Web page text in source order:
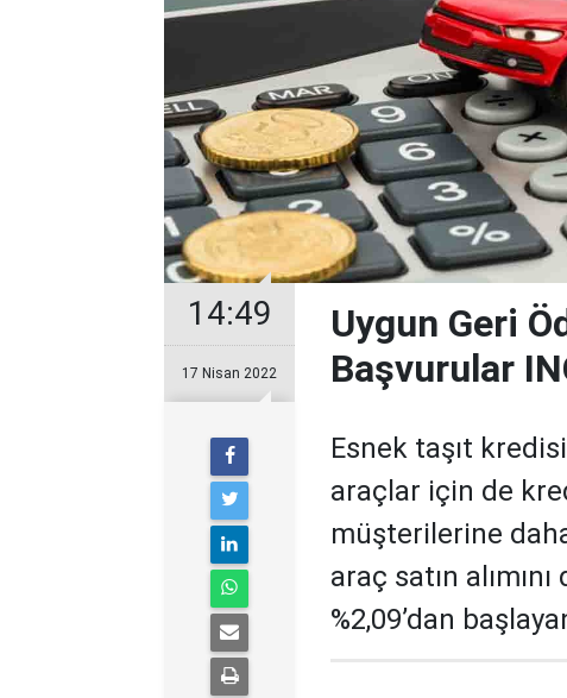
14:49
17 Nisan 2022
Uygun Geri
Başvurular
Esnek taşıt
araçlar için de
müşterilerine
araç satın
%2,09’dan